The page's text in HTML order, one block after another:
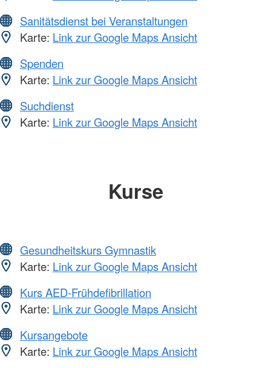
Sanitätsdienst bei Veranstaltungen
Karte: Link zur Google Maps Ansicht
Spenden
Karte: Link zur Google Maps Ansicht
Suchdienst
Karte: Link zur Google Maps Ansicht
Kurse
Gesundheitskurs Gymnastik
Karte: Link zur Google Maps Ansicht
Kurs AED-Frühdefibrillation
Karte: Link zur Google Maps Ansicht
Kursangebote
Karte: Link zur Google Maps Ansicht